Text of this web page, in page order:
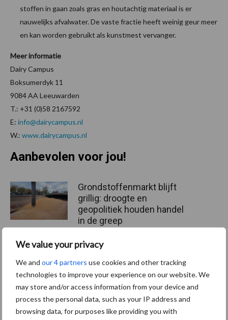
We value your privacy
We and our 4 partners use cookies and other tracking
technologies to improve your experience on our website. We
may store and/or access information from your device and
process the personal data, such as your IP address and
browsing data, for purposes like providing you with
stoffen in gaan zoals gras en houtachtig materiaal is er
nauwelijks afvalwater. De vaste fractie heeft weinig geur meer
en kan worden gebruikt als kunstmest vervanger.
Meer informatie
Dairy Campus
Boksumerdyk 11
9084 AA Leeuwarden
T.: +31 (0)58 2167592
E: info@dairycampus.nl
W.: www.dairycampus.nl
Aanbevolen voor jou!
Grondstoffenmarkt blijft
grillig: droogte en
geopolitiek houden handel
in de greep
onderschatte risicofactor
voor mastitis